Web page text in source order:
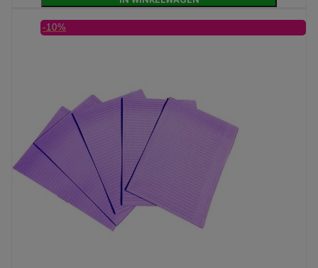
-10%